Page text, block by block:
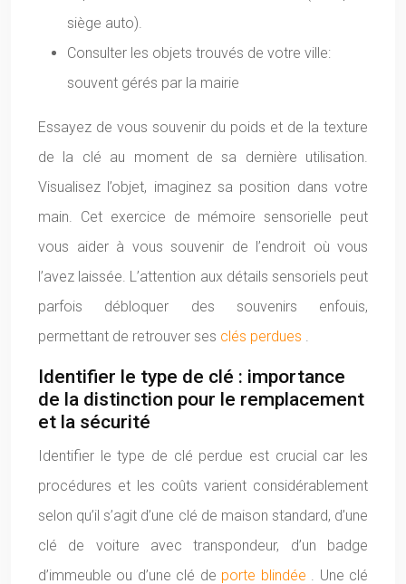
siège auto).
Consulter les objets trouvés de votre ville:
souvent gérés par la mairie
Essayez de vous souvenir du poids et de la texture
de la clé au moment de sa dernière utilisation.
Visualisez l’objet, imaginez sa position dans votre
main. Cet exercice de mémoire sensorielle peut
vous aider à vous souvenir de l’endroit où vous
l’avez laissée. L’attention aux détails sensoriels peut
parfois débloquer des souvenirs enfouis,
permettant de retrouver ses clés perdues .
Identifier le type de clé : importance
de la distinction pour le remplacement
et la sécurité
Identifier le type de clé perdue est crucial car les
procédures et les coûts varient considérablement
selon qu’il s’agit d’une clé de maison standard, d’une
clé de voiture avec transpondeur, d’un badge
d’immeuble ou d’une clé de porte blindée . Une clé